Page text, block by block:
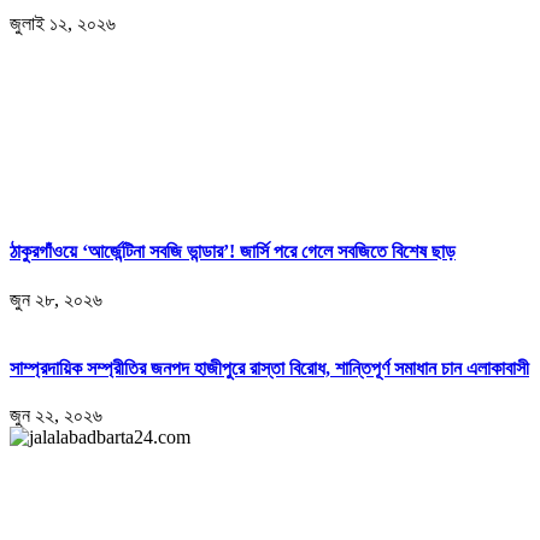
জুলাই ১২, ২০২৬
ঠাকুরগাঁওয়ে ‘আর্জেন্টিনা সবজি ভান্ডার’! জার্সি পরে গেলে সবজিতে বিশেষ ছাড়
জুন ২৮, ২০২৬
সাম্প্রদায়িক সম্প্রীতির জনপদ হাজীপুরে রাস্তা বিরোধ, শান্তিপূর্ণ সমাধান চান এলাকাবাসী
জুন ২২, ২০২৬